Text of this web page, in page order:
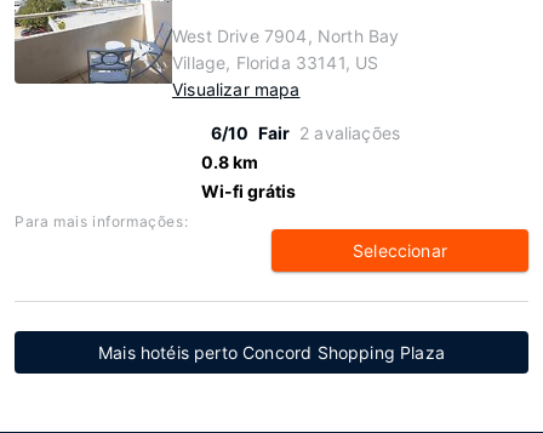
West Drive 7904, North Bay
Village, Florida 33141, US
Visualizar mapa
6/10 Fair 2 avaliações
0.8 km
Wi-fi grátis
Para mais informações:
Seleccionar
Mais hotéis perto Concord Shopping Plaza